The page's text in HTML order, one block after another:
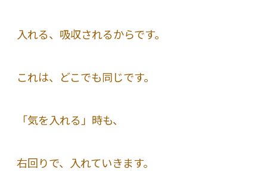
入れる、吸収されるからです。
これは、どこでも同じです。
「気を入れる」時も、
右回りで、入れていきます。